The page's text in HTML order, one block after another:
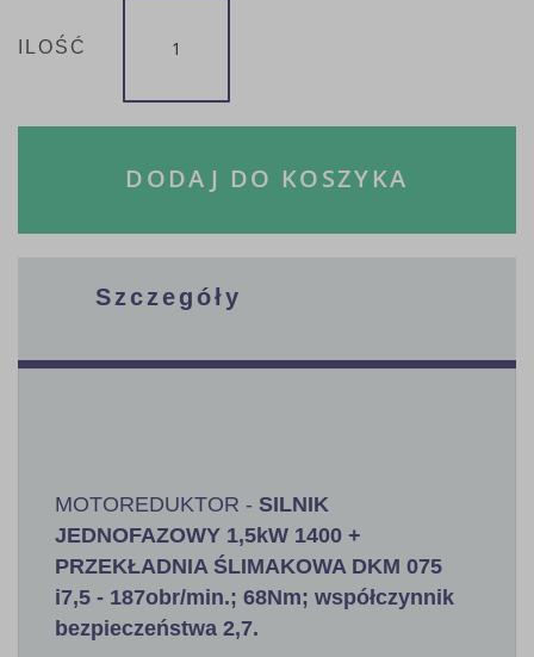
ILOŚĆ
DODAJ DO KOSZYKA
Szczegóły
MOTOREDUKTOR - SILNIK
JEDNOFAZOWY 1,5kW 1400 +
PRZEKŁADNIA ŚLIMAKOWA DKM 075
i7,5 - 187obr/min.; 68Nm; współczynnik
bezpieczeństwa 2,7.